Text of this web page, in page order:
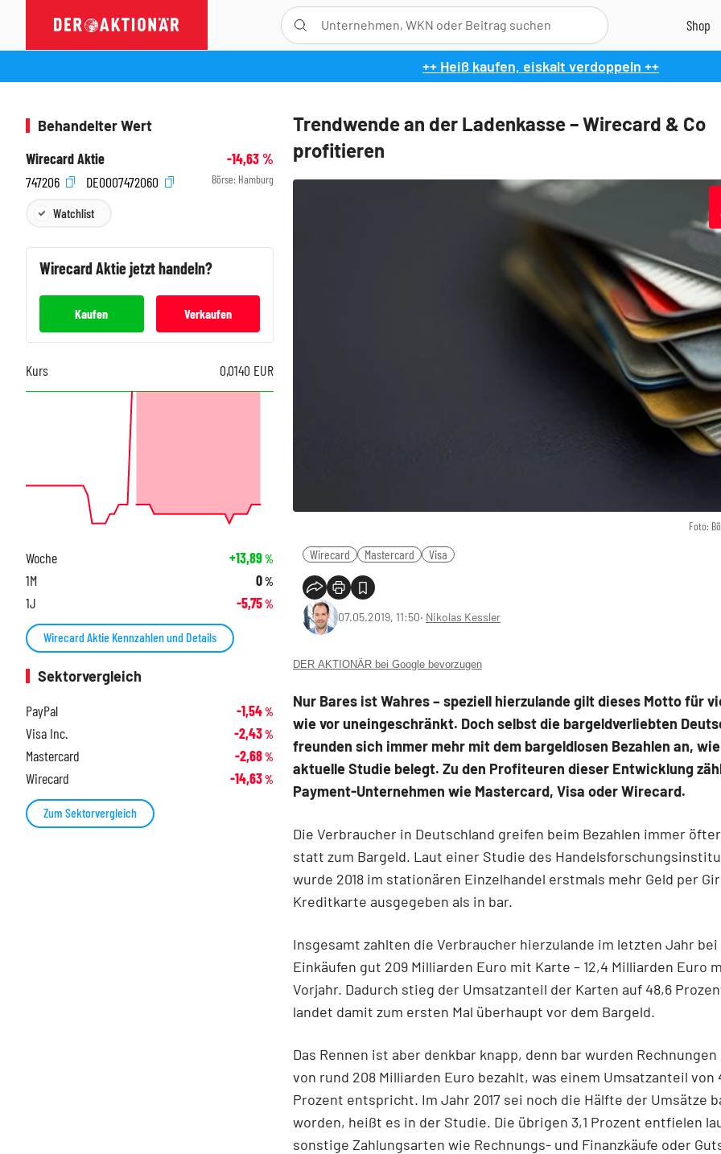
++ Heiß kaufen, eiskalt verdoppeln ++
Trendwende an der Ladenkasse – Wirecard & Co
profitieren
Foto:
Wirecard Mastercard Visa
07.05.2019, 11:50‧ Nikolas Kessler
DER AKTIONÄR bei Google bevorzugen
Nur Bares ist Wahres – speziell hierzulande gilt dieses Motto für
wie vor uneingeschränkt. Doch selbst die bargeldverliebten
freunden sich immer mehr mit dem bargeldlosen Bezahlen an,
aktuelle Studie belegt. Zu den Profiteuren dieser Entwicklung
Payment-Unternehmen wie Mastercard, Visa oder Wirecard.
Die Verbraucher in Deutschland greifen beim Bezahlen immer
statt zum Bargeld. Laut einer Studie des
wurde 2018 im stationären Einzelhandel erstmals mehr Geld per
Kreditkarte ausgegeben als in bar.
Insgesamt zahlten die Verbraucher hierzulande im letzten Jahr
Einkäufen gut 209 Milliarden Euro mit Karte – 12,4 Milliarden Euro
Vorjahr. Dadurch stieg der Umsatzanteil der Karten auf 48,6
landet damit zum ersten Mal überhaupt vor dem Bargeld.
Das Rennen ist aber denkbar knapp, denn bar wurden Rechnungen
von rund 208 Milliarden Euro bezahlt, was einem Umsatzanteil von
Prozent entspricht. Im Jahr 2017 sei noch die Hälfte der Umsätze
worden, heißt es in der Studie. Die übrigen 3,1 Prozent entfielen
sonstige Zahlungsarten wie Rechnungs- und Finanzkäufe oder
Behandelter Wert
Wirecard Aktie
-14,63%
747206
DE0007472060 Börse: Hamburg
Watchlist
WirecardAktie jetzt handeln?
Kaufen Verkaufen
Kurs 0,0140 EUR
Woche +13,89%
1M 0%
1J -5,75%
Wirecard Aktie Kennzahlen und Details
Sektorvergleich
PayPal
-1,54%
Visa Inc. -2,43%
Mastercard -2,68%
Wirecard -14,63%
Zum Sektorvergleich